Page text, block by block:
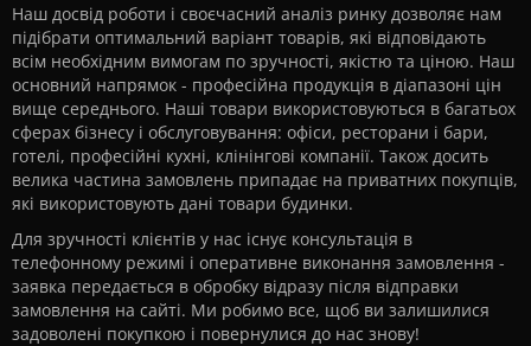
Наш досвід роботи і своєчасний аналіз ринку дозволяє нам
підібрати оптимальний варіант товарів, які відповідають
всім необхідним вимогам по зручності, якістю та ціною. Наш
основний напрямок - професійна продукція в діапазоні цін
вище середнього. Наші товари використовуються в багатьох
сферах бізнесу і обслуговування: офіси, ресторани і бари,
готелі, професійні кухні, клінінгові компанії. Також досить
велика частина замовлень припадає на приватних покупців,
які використовують дані товари будинки.
Для зручності клієнтів у нас існує консультація в
телефонному режимі і оперативне виконання замовлення -
заявка передається в обробку відразу після відправки
замовлення на сайті. Ми робимо все, щоб ви залишилися
задоволені покупкою і повернулися до нас знову!